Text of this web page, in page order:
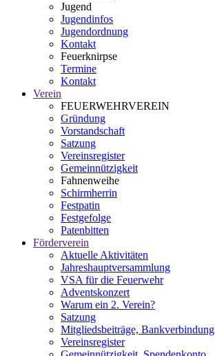
Jugend
Jugendinfos
Jugendordnung
Kontakt
Feuerknirpse
Termine
Kontakt
Verein
FEUERWEHRVEREIN
Gründung
Vorstandschaft
Satzung
Vereinsregister
Gemeinnützigkeit
Fahnenweihe
Schirmherrin
Festpatin
Festgefolge
Patenbitten
Förderverein
Aktuelle Aktivitäten
Jahreshauptversammlung
VSA für die Feuerwehr
Adventskonzert
Warum ein 2. Verein?
Satzung
Mitgliedsbeiträge, Bankverbindung
Vereinsregister